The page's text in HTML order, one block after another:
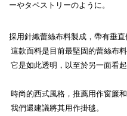
ーやタペストリーのように。
採用針織蕾絲布料製成，帶有垂直
這款面料是目前最堅固的蕾絲布料
它是如此透明，以至於另一面看起
時尚的西式風格，推薦用作窗簾和
我們還建議將其用作掛毯。